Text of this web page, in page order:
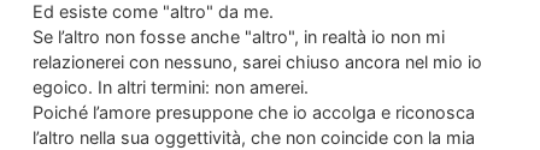
Ed esiste come "altro" da me.
Se l’altro non fosse anche "altro", in realtà io non mi
relazionerei con nessuno, sarei chiuso ancora nel mio io
egoico. In altri termini: non amerei.
Poiché l’amore presuppone che io accolga e riconosca
l’altro nella sua oggettività, che non coincide con la mia